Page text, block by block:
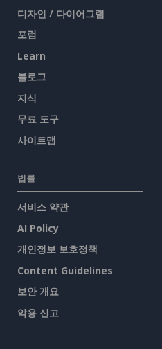
디자인 / 다이어그램
포럼
Learn
블로그
지식
무료 도구
사이트맵
법률
서비스 약관
AI Policy
개인정보 보호정책
Content Guidelines
보안 개요
악용 신고